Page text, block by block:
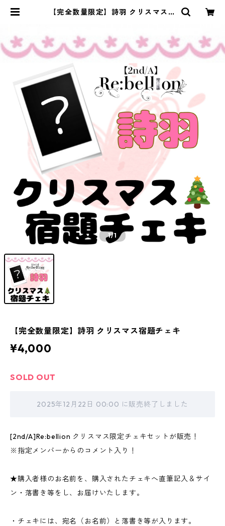
【完全数量限定】詩羽 クリスマス宿
1/1
【完全数量限定】詩羽 クリスマス宿題チェキ
¥4,000
SOLD OUT
2025年12月22日 00:00 に販売終了しました
[2nd/A]Re:bellion クリスマス限定チェキセットが販売！
※指定メンバーからのコメント入り！
★購入者様のお名前を、購入されたチェキへ直筆記入＆サイ
ン・落書き等をし、お届けいたします。
・チェキには、宛名（お名前）と落書き等が入ります。